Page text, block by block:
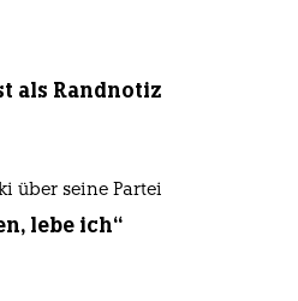
als Randnotiz
über seine Partei
lebe ich“